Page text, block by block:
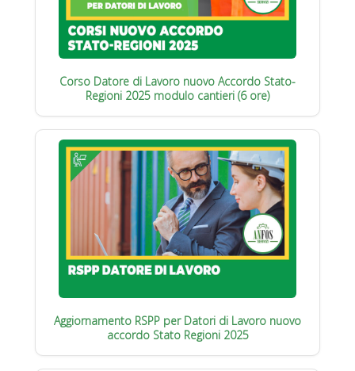
Corso Datore di Lavoro nuovo Accordo Stato-
Regioni 2025 modulo cantieri (6 ore)
Aggiornamento RSPP per Datori di Lavoro nuovo
accordo Stato Regioni 2025